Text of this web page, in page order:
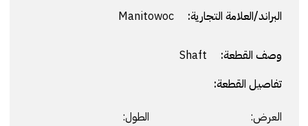
البراند/العلامة التجارية: Manitowoc
وصف القطعة:
تفاصيل القطعة:
العرض:
الطول: